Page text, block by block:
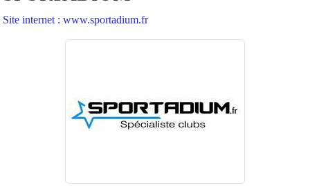
Site internet : www.sportadium.fr